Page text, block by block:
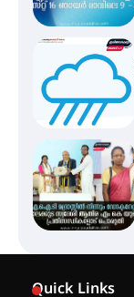
Quick Links